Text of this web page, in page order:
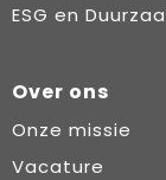
ESG en
Over ons
Onze missie
Vacature